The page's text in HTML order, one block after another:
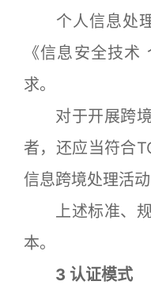
个人信息处理
《信息安全技
求。
对于开展跨境
者，还应当符合
信息跨境处理活
上述标准、规
本。
3 认证模式